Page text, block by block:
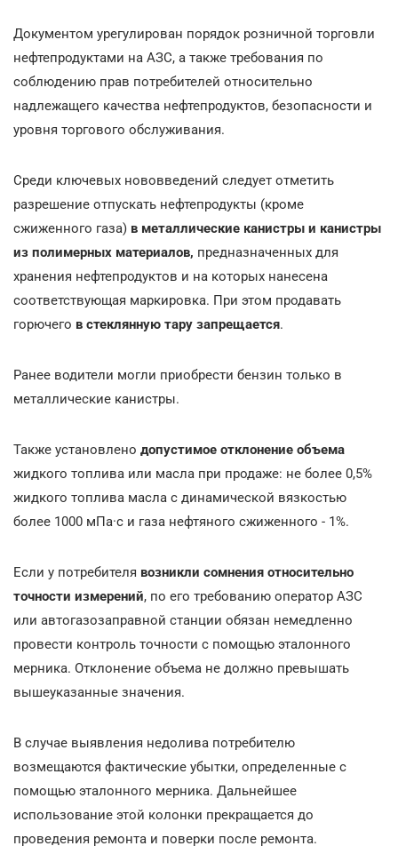
Документом урегулирован порядок розничной торговли
нефтепродуктами на АЗС, а также требования по
соблюдению прав потребителей относительно
надлежащего качества нефтепродуктов, безопасности и
уровня торгового обслуживания.
Среди ключевых нововведений следует отметить
разрешение отпускать нефтепродукты (кроме
сжиженного газа) в металлические канистры и канистры
из полимерных материалов, предназначенных для
хранения нефтепродуктов и на которых нанесена
соответствующая маркировка. При этом продавать
горючего в стеклянную тару запрещается.
Ранее водители могли приобрести бензин только в
металлические канистры.
Также установлено допустимое отклонение объема
жидкого топлива или масла при продаже: не более 0,5%
жидкого топлива масла с динамической вязкостью
более 1000 мПа·с и газа нефтяного сжиженного - 1%.
Если у потребителя возникли сомнения относительно
точности измерений, по его требованию оператор АЗС
или автогазозаправной станции обязан немедленно
провести контроль точности с помощью эталонного
мерника. Отклонение объема не должно превышать
вышеуказанные значения.
В случае выявления недолива потребителю
возмещаются фактические убытки, определенные с
помощью эталонного мерника. Дальнейшее
использование этой колонки прекращается до
проведения ремонта и поверки после ремонта.